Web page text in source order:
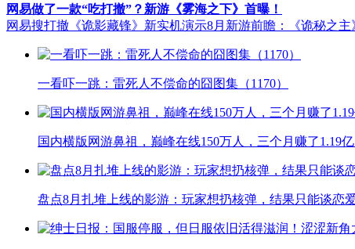
网易做了一款“吃打撤”？新游《雾海之下》首曝！
网易搜打撤《诡影藏锋》新实机演示8月新游前瞻：《诡秘之主
一看吓一跳：雷死人不偿命的囧图集（1170）
国内横版网游鼻祖，巅峰在线150万人，三个月赚了1.19亿
盘点8月扎堆上线的影游：玩家想扔核弹，结果只能谈恋